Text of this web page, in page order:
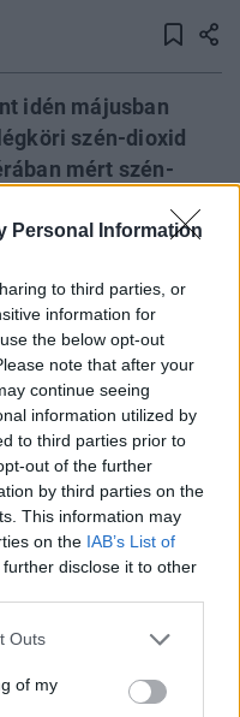
Personal Information
to third parties, or
information for
the below opt-out
note that after your
continue seeing
information utilized by
to third parties prior to
out of the further
by third parties on the
This information may
on the IAB’s List of
disclose it to other
Outs
of my
idén májusban
szén-dioxid
mért szén-
mutathat - írta
8-án jön az év egyik
találkozója, a
A szektorsemleges
gyakorlatokkal
Green Awards
és